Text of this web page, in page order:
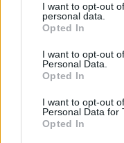
I want to opt-out
personal data.
Opted In
I want to opt-out
Personal Data.
Opted In
I want to opt-out
Personal Data for
Opted In
Πριν 6 ημέρες
Μία μικρή αλλά